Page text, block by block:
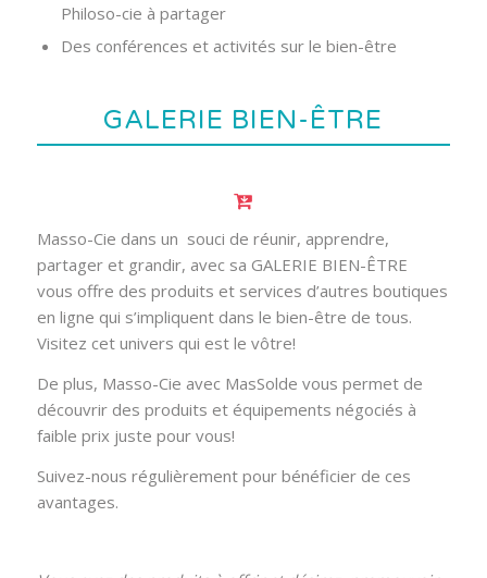
Philoso-cie à partager
Des conférences et activités sur le bien-être
GALERIE BIEN-ÊTRE
Masso-Cie dans un souci de réunir, apprendre,
partager et grandir, avec sa GALERIE BIEN-ÊTRE
vous offre des produits et services d’autres boutiques
en ligne qui s’impliquent dans le bien-être de tous.
Visitez cet univers qui est le vôtre!
De plus, Masso-Cie avec MasSolde vous permet de
découvrir des produits et équipements négociés à
faible prix juste pour vous!
Suivez-nous régulièrement pour bénéficier de ces
avantages.